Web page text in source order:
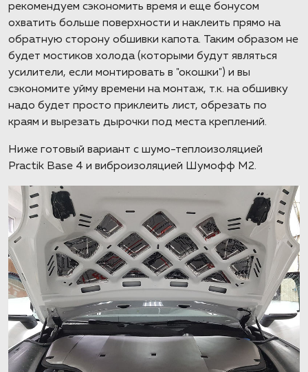
рекомендуем сэкономить время и еще бонусом
охватить больше поверхности и наклеить прямо на
обратную сторону обшивки капота. Таким образом не
будет мостиков холода (которыми будут являться
усилители, если монтировать в "окошки") и вы
сэкономите уйму времени на монтаж, т.к. на обшивку
надо будет просто приклеить лист, обрезать по
краям и вырезать дырочки под места креплений.
Ниже готовый вариант с шумо-теплоизоляцией
Practik Base 4 и виброизоляцией Шумофф М2.